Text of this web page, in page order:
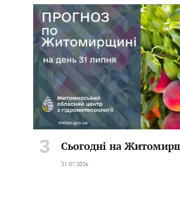
Сьогодні на
31.07.2026